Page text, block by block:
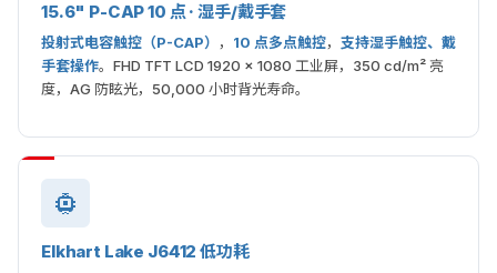
15.6" P-CAP 10 点 · 湿手/戴手套
投射式电容触控（P-CAP） ， 10 点多点触控， 支持湿手触控、戴
手套操作。FHD TFT LCD 1920 × 1080 工业屏，350 cd/m² 亮
度，AG 防眩光，50,000 小时背光寿命。
Elkhart Lake J6412 低功耗